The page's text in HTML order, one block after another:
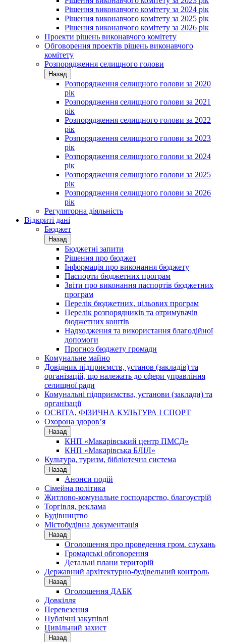
Рішення виконавчого комітету за 2024 рік
Рішення виконавчого комітету за 2025 рік
Рішення виконавчого комітету за 2026 рік
Проекти рішень виконавчого комітету
Обговорення проектів рішень виконавчого
комітету
Розпорядження селищного голови
Назад
Розпорядження селищного голови за 2020
рік
Розпорядження селищного голови за 2021
рік
Розпорядження селищного голови за 2022
рік
Розпорядження селищного голови за 2023
рік
Розпорядження селищного голови за 2024
рік
Розпорядження селищного голови за 2025
рік
Розпорядження селищного голови за 2026
рік
Регуляторна діяльність
Відкриті дані
Бюджет
Назад
Бюджетні запити
Рішення про бюджет
Інформація про виконання бюджету
Паспорти бюджетних програм
Звіти про виконання паспортів бюджетних
програм
Перелік бюджетних, цільових програм
Перелік розпорядників та отримувачів
бюджетних коштів
Надходження та використання благодійної
допомоги
Прогноз бюджету громади
Комунальне майно
Довідник підприємств, установ (закладів) та
організацій, що належать до сфери управління
селищної ради
Комунальні підприємства, установи (заклади) та
організації
ОСВІТА, ФІЗИЧНА КУЛЬТУРА І СПОРТ
Охорона здоров’я
Назад
КНП «Макарівський центр ПМСД»
КНП «Макарівська БЛІЛ»
Культура, туризм, бібліотечна система
Назад
Анонси подій
Сімейна політика
Житлово-комунальне господарство, благоустрій
Торгівля, реклама
Будівництво
Містобудівна документація
Назад
Оголошення про проведення гром. слухань
Громадські обговорення
Детальні плани територій
Державний архітектурно-будівельний контроль
Назад
Оголошення ДАБК
Довкілля
Перевезення
Публічні закупівлі
Цивільний захист
Назад